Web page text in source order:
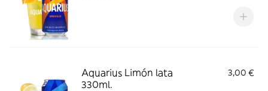
Aquarius Limón lata
330ml.
3,00 €